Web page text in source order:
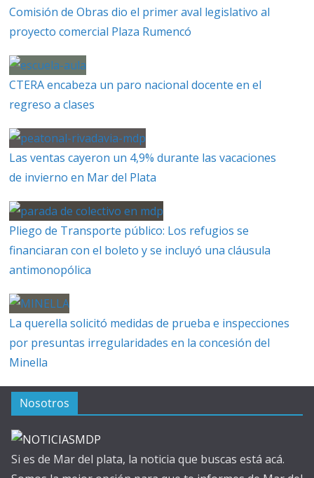
Comisión de Obras dio el primer aval legislativo al
proyecto comercial Plaza Rumencó
CTERA encabeza un paro nacional docente en el
regreso a clases
Las ventas cayeron un 4,9% durante las vacaciones
de invierno en Mar del Plata
Pliego de Transporte público: Los refugios se
financiaran con el boleto y se incluyó una cláusula
antimonopólica
La querella solicitó medidas de prueba e inspecciones
por presuntas irregularidades en la concesión del
Minella
Nosotros
Si es de Mar del plata, la noticia que buscas está acá.